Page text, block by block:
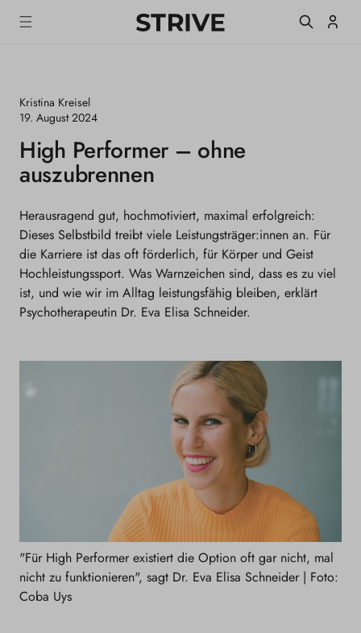
S
T
a
z
e
Kristina Kreisel
19. August 2024
High Performer – ohne
auszubrennen
Herausragend gut, hochmotiviert, maximal erfolgreich:
Dieses Selbstbild treibt viele Leistungsträger:innen an. Für
die Karriere ist das oft förderlich, für Körper und Geist
Hochleistungssport. Was Warnzeichen sind, dass es zu viel
ist, und wie wir im Alltag leistungsfähig bleiben, erklärt
Psychotherapeutin Dr. Eva Elisa Schneider.
"Für High Performer existiert die Option oft gar nicht, mal
nicht zu funktionieren", sagt Dr. Eva Elisa Schneider | Foto:
Coba Uys